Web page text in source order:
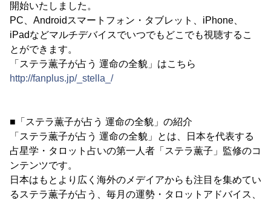
開始いたしました。
PC、Androidスマートフォン・タブレット、iPhone、
iPadなどマルチデバイスでいつでもどこでも視聴するこ
とができます。
「ステラ薫子が占う 運命の全貌」はこちら
http://fanplus.jp/_stella_/
■「ステラ薫子が占う 運命の全貌」の紹介
「ステラ薫子が占う 運命の全貌」とは、日本を代表する
占星学・タロット占いの第一人者「ステラ薫子」監修のコ
ンテンツです。
日本はもとより広く海外のメデイアからも注目を集めてい
るステラ薫子が占う、毎月の運勢・タロットアドバイス、